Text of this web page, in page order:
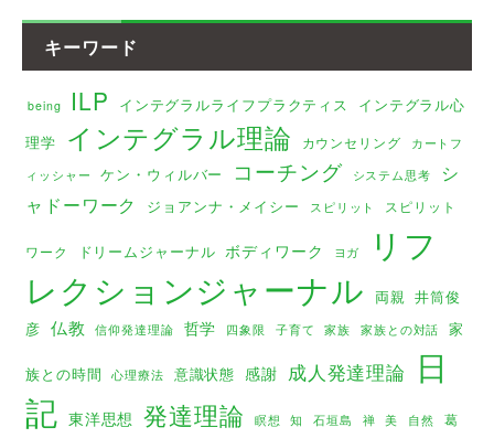
キーワード
being ILP インテグラルライフプラクティス
インテグラル心
理学
インテグラル理論 カウンセリング
カートフ
ィッシャー
ケン・ウィルバー コーチング システム思考
シ
ャドーワーク
ジョアンナ・メイシー スピリット スピリット
ワーク ドリームジャーナル ボディワーク ヨガ
リフ
レクションジャーナル 両親 井筒俊
彦 仏教 信仰発達理論 哲学 四象限 子育て 家族 家族との対話 家
族との時間 心理療法 意識状態 感謝 成人発達理論
日
記 東洋思想 発達理論 瞑想 知 石垣島 禅 美 自然
葛